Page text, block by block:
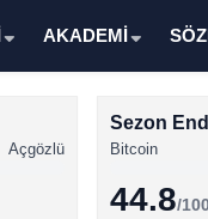
AKADEMİ
Açgözlü
Sezon
Bitcoin
44.8/